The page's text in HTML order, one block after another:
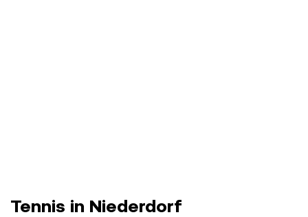
Tennis in Niederdorf